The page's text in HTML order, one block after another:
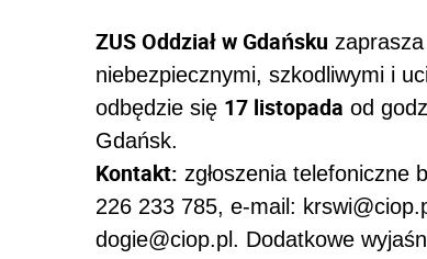
ZUS Oddział w Gdańsku
niebezpiecznymi, szkodliwymi i
odbędzie się 17 listopada od
Gdańsk.
Kontakt: zgłoszenia telefoniczne
226 233 785, e-mail:
dogie@ciop.pl. Dodatkowe